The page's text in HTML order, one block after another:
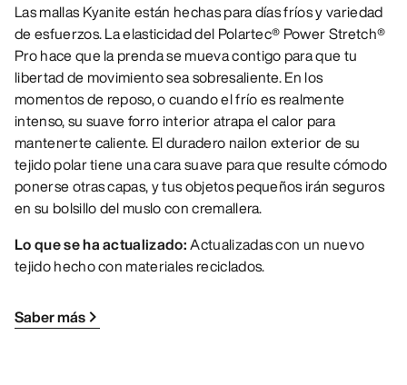
Las mallas Kyanite están hechas para días fríos y variedad
de esfuerzos. La elasticidad del Polartec® Power Stretch®
Pro hace que la prenda se mueva contigo para que tu
libertad de movimiento sea sobresaliente. En los
momentos de reposo, o cuando el frío es realmente
intenso, su suave forro interior atrapa el calor para
mantenerte caliente. El duradero nailon exterior de su
tejido polar tiene una cara suave para que resulte cómodo
ponerse otras capas, y tus objetos pequeños irán seguros
en su bolsillo del muslo con cremallera.
Lo que se ha actualizado:Actualizadas con un nuevo
tejido hecho con materiales reciclados.
Saber más